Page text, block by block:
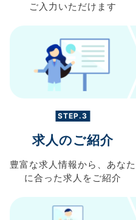
ご入力 いただけます
STEP.3
求人のご紹介
豊富な求人情報から、 あなた
に合った求人を ご紹介